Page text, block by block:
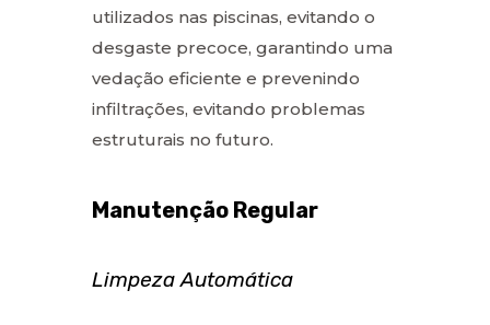
utilizados nas piscinas, evitando o
desgaste precoce, garantindo uma
vedação eficiente e prevenindo
infiltrações, evitando problemas
estruturais no futuro.
Manutenção Regular
Limpeza Automática